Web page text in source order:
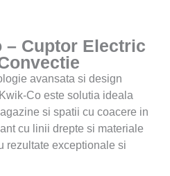
– Cuptor Electric
avansata si design
Co este solutia ideala
si spatii cu coacere in
cu linii drepte si materiale
rezultate exceptionale si